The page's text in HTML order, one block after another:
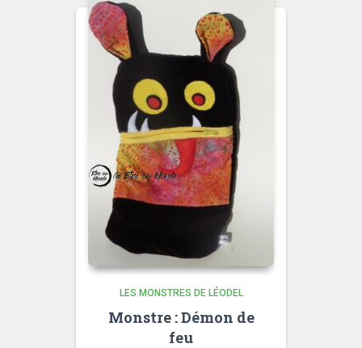
LES MONSTRES DE LÉODEL
Monstre : Démon de
feu